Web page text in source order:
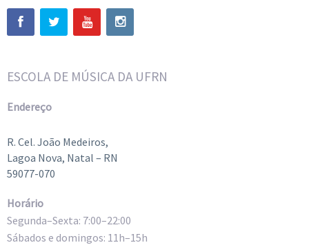
ESCOLA DE MÚSICA DA UFRN
Endereço
R. Cel. João Medeiros,
Lagoa Nova, Natal – RN
59077-070
Horário
Segunda–Sexta: 7:00–22:00
Sábados e domingos: 11h–15h